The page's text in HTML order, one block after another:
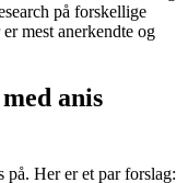
på forskellige
mest anerkendte og
anis
på. Her er et par forslag: